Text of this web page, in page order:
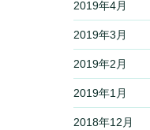
2019年4月
2019年3月
2019年2月
2019年1月
2018年12月